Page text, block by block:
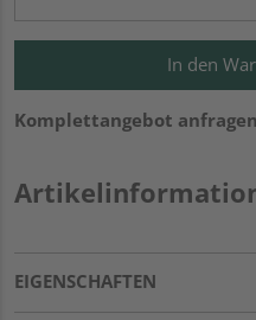
In den
Komplettangebot anfragen
EIGENSCHAFTEN